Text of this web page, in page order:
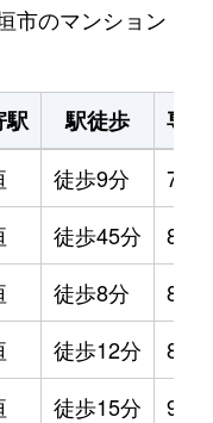
市のマンション
駅 駅徒歩
専
徒歩9分
徒歩45分
徒歩8分
徒歩12分
徒歩15分